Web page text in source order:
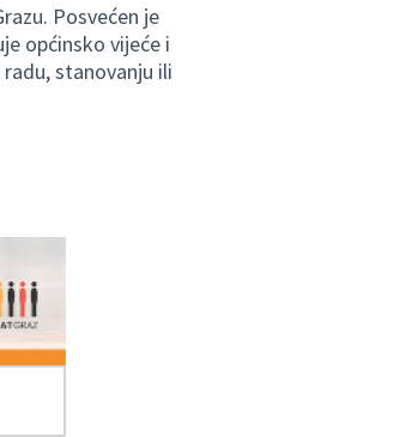
Posvećen je
općinsko vijeće i
stanovanju ili